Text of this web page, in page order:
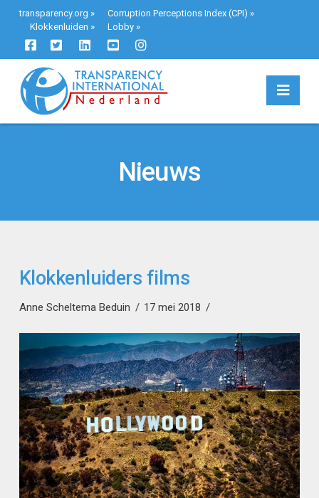
transparency.org » Corruption Perceptions Index (CPI) »
Klokkenluiden » Lobby»
Nieuws
Klokkenluiders films
Anne Scheltema Beduin 17 mei 2018